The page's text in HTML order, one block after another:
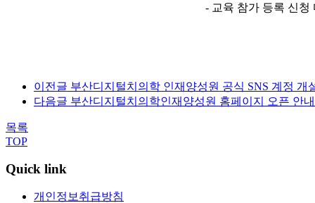
- 교육 참가 등록 신청
이전글 부산디지털치의학 인재양성원 공식 SNS 계정 개
다음글 부산디지털치의학인재양성원 홈페이지 오픈 안내
목록
TOP
Quick link
개인정보취급방침